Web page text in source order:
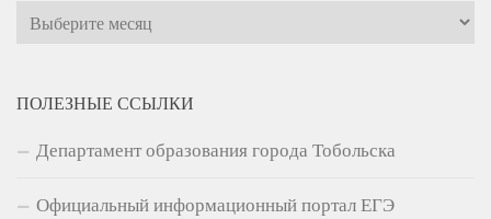
Архивы
ПОЛЕЗНЫЕ ССЫЛКИ
Департамент образования города Тобольска
Официальный информационный портал ЕГЭ